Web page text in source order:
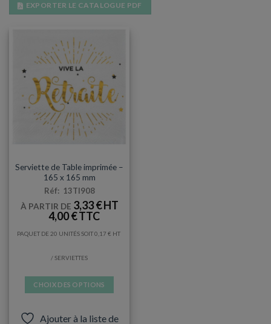
EXPORTER LE CATALOGUE PDF
Serviette de Table imprimée –
165 x 165 mm
Réf: 13TI908
À PARTIR DE 3,33€
4,00€
PAQUET DE 20 UNITÉS SOIT0,17 €
/ SERVIETTES
CHOIX DES OPTIONS
Ajouter à la liste de